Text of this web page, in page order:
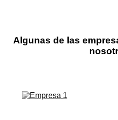
Algunas de las